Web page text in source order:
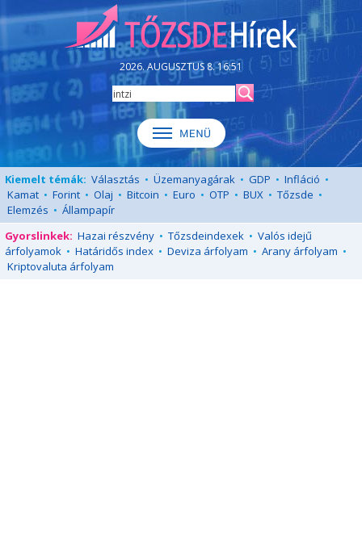
2026. AUGUSZTUS 8. 16:51
Kiemelt témák: Választás • Üzemanyagárak • GDP • Infláció •
Kamat • Forint • Olaj • Bitcoin • Euro • OTP • BUX • Tőzsde •
Elemzés • Állampapír
Gyorslinkek: Hazai részvény • Tőzsdeindexek • Valós idejű
árfolyamok • Határidős index • Deviza árfolyam • Arany árfolyam •
Kriptovaluta árfolyam